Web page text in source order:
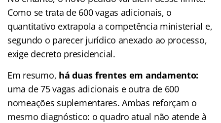
Como se trata de 600 vagas adicionais, o
quantitativo extrapola a competência ministerial e,
segundo o parecer jurídico anexado ao processo,
exige decreto presidencial.
Em resumo, há duas frentes em andamento:
uma de 75 vagas adicionais e outra de 600
nomeações suplementares. Ambas reforçam o
mesmo diagnóstico: o quadro atual não atende à